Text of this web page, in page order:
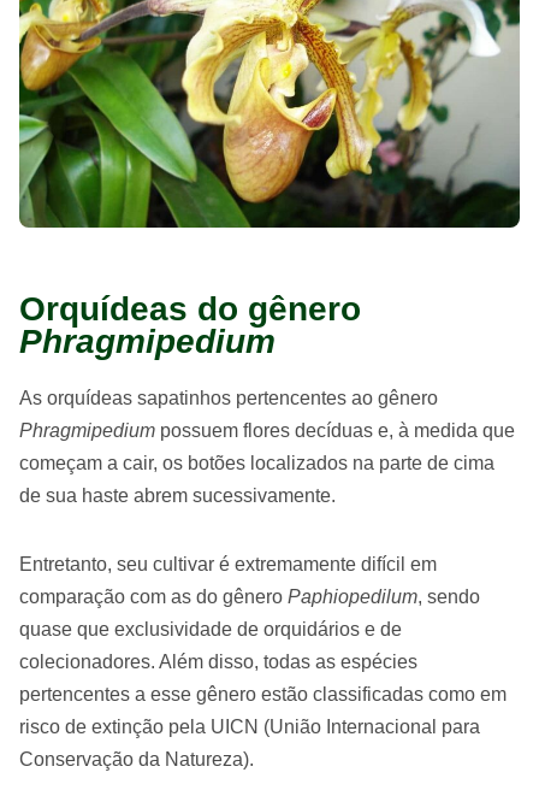
Orquídeas do gênero
Phragmipedium
As orquídeas sapatinhos pertencentes ao gênero
Phragmipedium possuem flores decíduas e, à medida que
começam a cair, os botões localizados na parte de cima
de sua haste abrem sucessivamente.
Entretanto, seu cultivar é extremamente difícil em
comparação com as do gênero Paphiopedilum, sendo
quase que exclusividade de orquidários e de
colecionadores. Além disso, todas as espécies
pertencentes a esse gênero estão classificadas como em
risco de extinção pela UICN (União Internacional para
Conservação da Natureza).